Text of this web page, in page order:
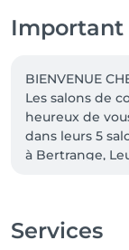
BIENVENUE
Les salons de
heureux de
dans leurs 5
à Bertrange,
Services